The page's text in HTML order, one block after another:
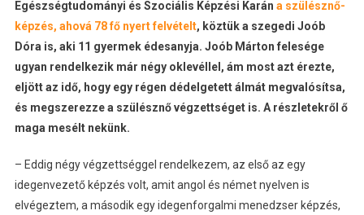
Egészségtudományi és Szociális Képzési Karán a szülésznő-
képzés, ahová 78 fő nyert felvételt, köztük a szegedi Joób
Dóra is, aki 11 gyermek édesanyja. Joób Márton felesége
ugyan rendelkezik már négy oklevéllel, ám most azt érezte,
eljött az idő, hogy egy régen dédelgetett álmát megvalósítsa,
és megszerezze a szülésznő végzettséget is. A részletekről ő
maga mesélt nekünk.
– Eddig négy végzettséggel rendelkezem, az első az egy
idegenvezető képzés volt, amit angol és német nyelven is
elvégeztem, a második egy idegenforgalmi menedzser képzés,